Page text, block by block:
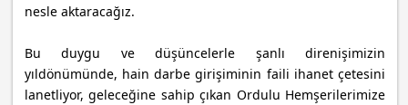
nesle aktaracağız.
Bu duygu ve düşüncelerle şanlı direnişimizin
yıldönümünde, hain darbe girişiminin faili ihanet çetesini
lanetliyor, geleceğine sahip çıkan Ordulu Hemşerilerimize